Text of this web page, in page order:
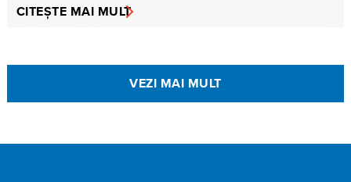
CITEȘTE MAI MULT
VEZI MAI MULT